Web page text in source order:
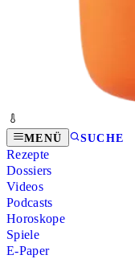
MENÜ SUCHE
Rezepte
Dossiers
Videos
Podcasts
Horoskope
Spiele
E-Paper